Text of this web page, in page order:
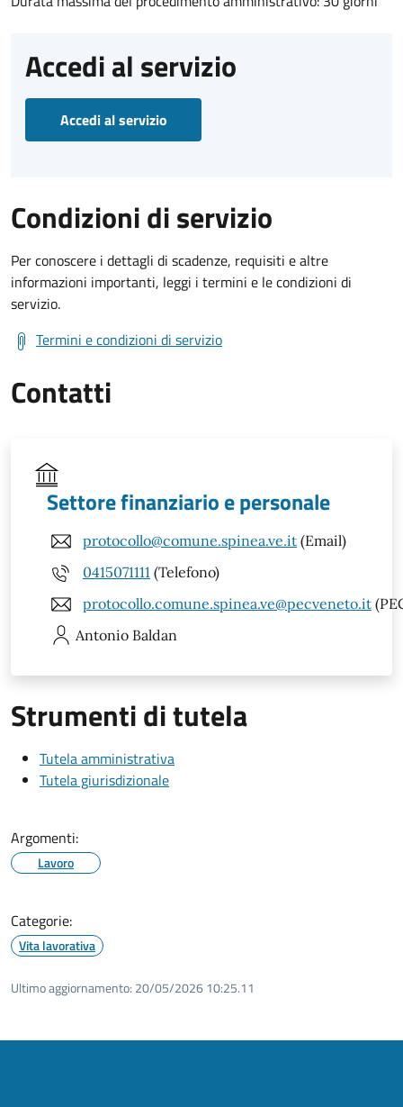
Accedi al servizio
Accedi al servizio
Condizioni di servizio
Per conoscere i dettagli di scadenze, requisiti e altre
informazioni importanti, leggi i termini e le condizioni di
servizio.
Termini e condizioni di servizio
Contatti
Settore finanziario e personale
protocollo@comune.spinea.ve.it (Email)
0415071111 (Telefono)
protocollo.comune.spinea.ve@pecveneto.it
Antonio Baldan
Strumenti di tutela
Tutela amministrativa
Tutela giurisdizionale
Argomenti:
Lavoro
Categorie:
Vita lavorativa
Ultimo aggiornamento: 20/05/2026 10:25.11